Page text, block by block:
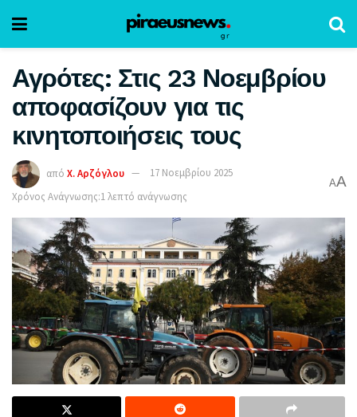
Αγρότες: Στις 23 Νοεμβρίου
αποφασίζουν για τις
κινητοποιήσεις τους
από Χ. Αρζόγλου
17 Νοεμβρίου 2025
Χρόνος Ανάγνωσης:1 λεπτό ανάγνωσης
AA